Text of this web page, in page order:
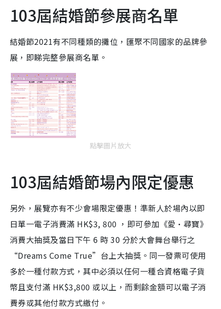
103屆結婚節參展商名單
結婚節2021有不同種類的攤位，匯聚不同國家的品牌參
展，即睇完整參展商名單。
點擊圖片放大
103屆結婚節場內限定優惠
另外，展覽亦有不少會場限定優惠！準新人於場內以即
日單一電子消費滿 HK$3, 800 ，即可參加《愛•尋寶》
消費大抽獎及當日下午 6 時 30 分於大會舞台舉行之
“Dreams Come True”台上大抽獎。同一發票可使用
多於一種付款方式，其中必須以任何一種合資格電子貨
幣且支付滿 HK$3,800 或以上，而剩餘金額可以電子消
費券或其他付款方式繳付。